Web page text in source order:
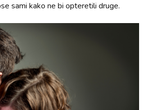
sami kako ne bi opteretili druge.